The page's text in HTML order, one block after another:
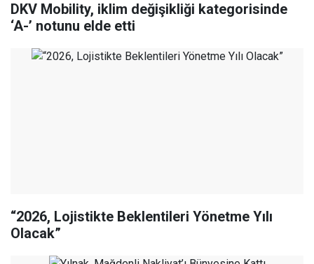
DKV Mobility, iklim değişikliği kategorisinde
‘A-’ notunu elde etti
“2026, Lojistikte Beklentileri Yönetme Yılı
Olacak”